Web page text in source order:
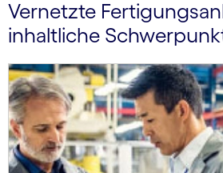
Vernetzte
inhaltliche